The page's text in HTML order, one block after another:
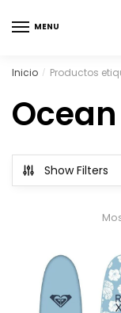
MENU
Inicio / Productos
Ocean
Show Filters